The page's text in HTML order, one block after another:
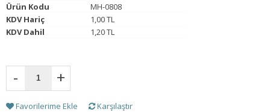
Ürün Kodu
MH-0808
KDV Hariç
1,00 TL
KDV Dahil
1,20 TL
- +
Favorilerime Ekle Karşılaştır